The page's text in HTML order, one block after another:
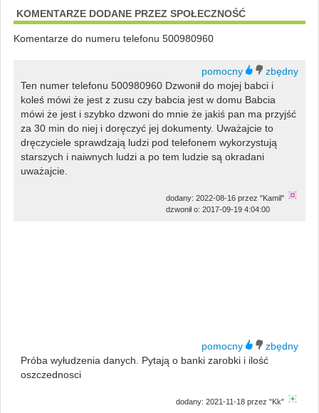
KOMENTARZE DODANE PRZEZ SPOŁECZNOŚĆ
Komentarze do numeru telefonu 500980960
Ten numer telefonu 500980960 Dzwonił do mojej babci i
koleś mówi że jest z zusu czy babcia jest w domu Babcia
mówi że jest i szybko dzwoni do mnie że jakiś pan ma przyjść
za 30 min do niej i doręczyć jej dokumenty. Uważajcie to
dręczyciele sprawdzają ludzi pod telefonem wykorzystują
starszych i naiwnych ludzi a po tem ludzie są okradani
uważajcie.
dodany: 2022-08-16 przez "Kamil"
dzwonił o: 2017-09-19 4:04:00
Próba wyłudzenia danych. Pytają o banki zarobki i ilość
oszczednosci
dodany: 2021-11-18 przez "Kk"